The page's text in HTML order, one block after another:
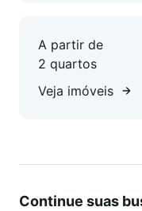
A partir de
2 quartos
Veja imóveis
Continue suas